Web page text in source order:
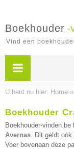
Boekhouder -
Vind een
U bent nu hier: Home »
Boekhouder
Boekhouder-
Avernas. Dit geldt ook
Voer bovenaan deze